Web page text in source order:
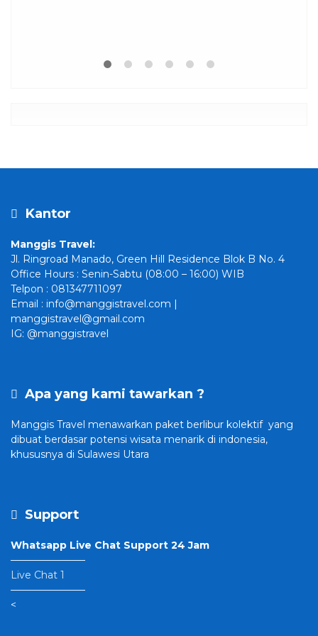
Kantor
Manggis Travel:
Jl. Ringroad Manado, Green Hill Residence Blok B No. 4
Office Hours : Senin-Sabtu (08:00 – 16:00) WIB
Telpon : 081347711097
Email : info@manggistravel.com |
manggistravel@gmail.com
IG: @manggistravel
Apa yang kami tawarkan ?
Manggis Travel menawarkan paket berlibur kolektif yang
dibuat berdasar potensi wisata menarik di indonesia,
khususnya di Sulawesi Utara
Support
Whatsapp Live Chat Support 24 Jam
———————–
Live Chat 1
———————–
<